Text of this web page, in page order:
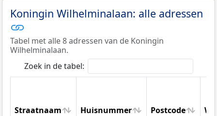
Koningin Wilhelminalaan: alle adressen
Tabel met alle 8 adressen van de Koningin
Wilhelminalaan.
Zoek in de tabel:
Straatnaam Huisnummer Postcode